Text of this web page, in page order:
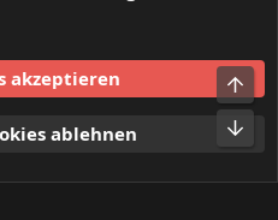
Datenschutz
S
akzeptieren
ablehnen